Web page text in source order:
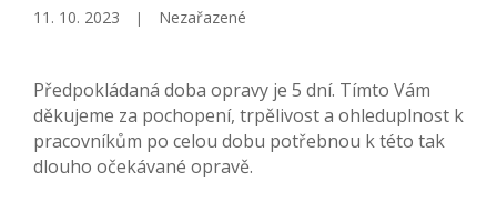
11. 10. 2023 Nezařazené
Předpokládaná doba opravy je 5 dní. Tímto Vám
děkujeme za pochopení, trpělivost a ohleduplnost k
pracovníkům po celou dobu potřebnou k této tak
dlouho očekávané opravě.